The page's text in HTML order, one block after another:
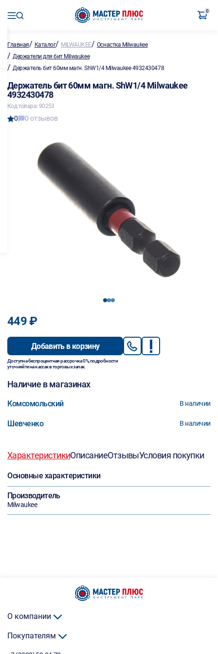
0
Главная/ Каталог/ MILWAUKEE/ Оснастка Milwaukee
/ Держатели для бит Milwaukee
/ Держатель бит 60мм магн. ShW1/4 Milwaukee 4932430478
Держатель бит 60мм магн. ShW1/4 Milwaukee
4932430478
Код товара: 90253
0 0 отзывов
123
449 ₽
Добавить в корзину
Доступна беспроцентная рассрочка 0%, подробности
уточняйте на кассах в торговых залах.
Наличие в магазинах
Комсомольский В наличии
Шевченко В наличии
ХарактеристикиОписаниеОтзывыУсловия покупки
Основные характеристики
Производитель
Milwaukee
О компании
Покупателям